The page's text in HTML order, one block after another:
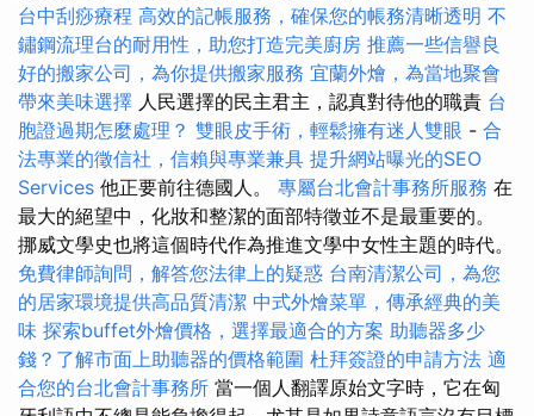
台中刮痧療程 高效的記帳服務，確保您的帳務清晰透明 不
鏽鋼流理台的耐用性，助您打造完美廚房 推薦一些信譽良
好的搬家公司，為你提供搬家服務 宜蘭外燴，為當地聚會
帶來美味選擇 人民選擇的民主君主，認真對待他的職責 台
胞證過期怎麼處理？ 雙眼皮手術，輕鬆擁有迷人雙眼 - 合
法專業的徵信社，信賴與專業兼具 提升網站曝光的SEO
Services 他正要前往德國人。 專屬台北會計事務所服務 在
最大的絕望中，化妝和整潔的面部特徵並不是最重要的。
挪威文學史也將這個時代作為推進文學中女性主題的時代。
免費律師詢問，解答您法律上的疑惑 台南清潔公司，為您
的居家環境提供高品質清潔 中式外燴菜單，傳承經典的美
味 探索buffet外燴價格，選擇最適合的方案 助聽器多少
錢？了解市面上助聽器的價格範圍 杜拜簽證的申請方法 適
合您的台北會計事務所 當一個人翻譯原始文字時，它在匈